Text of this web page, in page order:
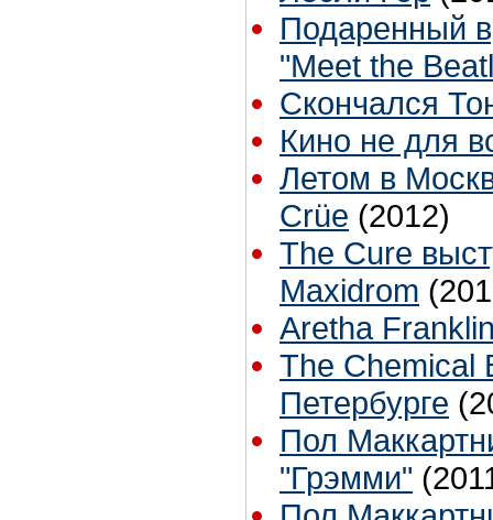
Подаренный
"Meet the
Скончался
Кино не для
Летом в
Crüe (2012)
The Cure
Maxidrom
Aretha
The Chemical
Петербурге
Пол
"Грэмми"